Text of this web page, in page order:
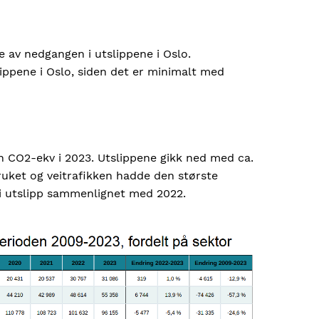
nedgangen i utslippene i Oslo.
i Oslo, siden det er minimalt med
ekv i 2023. Utslippene gikk ned med ca.
og veitrafikken hadde den største
sammenlignet med 2022.